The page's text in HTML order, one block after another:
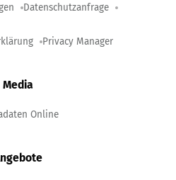
Datenschutzanfrage
Privacy Manager
Media
Online